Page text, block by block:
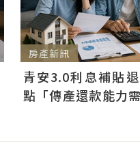
房產新訊
青安3.0利息補貼
點「傳產還款能力